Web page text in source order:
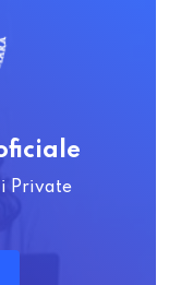
Private